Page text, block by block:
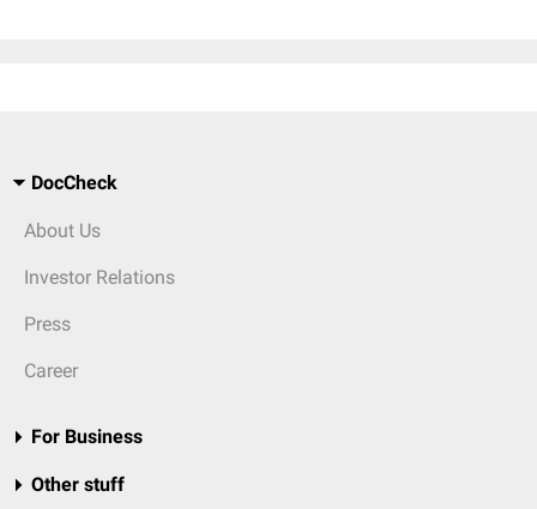
DocCheck
About Us
Investor Relations
Press
Career
For Business
Other stuff